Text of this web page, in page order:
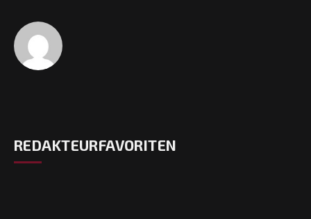
REDAKTEURFAVORITEN